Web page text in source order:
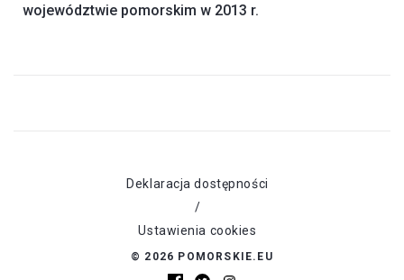
województwie pomorskim w 2013 r.
Deklaracja dostępności
/
Ustawienia cookies
© 2026 POMORSKIE.EU